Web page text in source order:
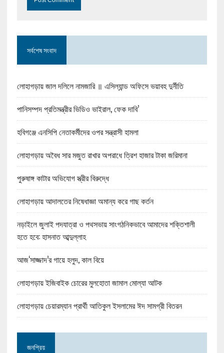
সর্বশেষ সংবাদ
লোহাগড়ায় জাল দলিলে নামজারি ॥ এসিল্যান্ড অফিসে ভয়াবহ দুর্নীতি
পানিসম্পদ প্রতিমন্ত্রীর ভিডিও ভাইরাল, ফেক দাবি’
হবিগঞ্জে এনসিপি নেতাকর্মীদের ওপর সন্ত্রাসী হামলা
লোহাগড়ায় অবৈধ সার মজুত রাখার অপরাধে ত্রিশ হাজার টাকা জরিমানা
পুরুষাঙ্গ কাটার অভিযোগ স্ত্রীর বিরুদ্ধে
লোহাগড়ায় আদালতের নিষেধাজ্ঞা অমান্য করে গাছ কর্তন
নড়াইলে জুলাই পদযাত্রা ও পথসভায় সাংগঠনিকভাবে আমাদের শক্তিশালী
হতে হবে: হাসনাত আব্দুল্লাহ
আজ‘সাজ্জাদ’র গায়ে হলুদ, কাল বিয়ে
লোহাগড়ায় ইজিবাইক চোরের মুলহোতা জামাল মোল্যা আটক
লোহাগড়ায় চেয়ারম্যান প্রার্থী আতিকুল ইসলামের ঈদ সামগ্রী বিতরন
জনপ্রিয়